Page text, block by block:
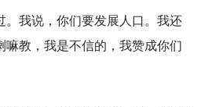
。我说，你们要发展人口。我还
嘛教，我是不信的，我赞成你们